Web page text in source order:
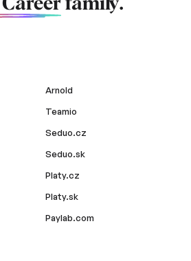
family.
Arnold
Teamio
Seduo.cz
Seduo.sk
Platy.cz
Platy.sk
Paylab.com